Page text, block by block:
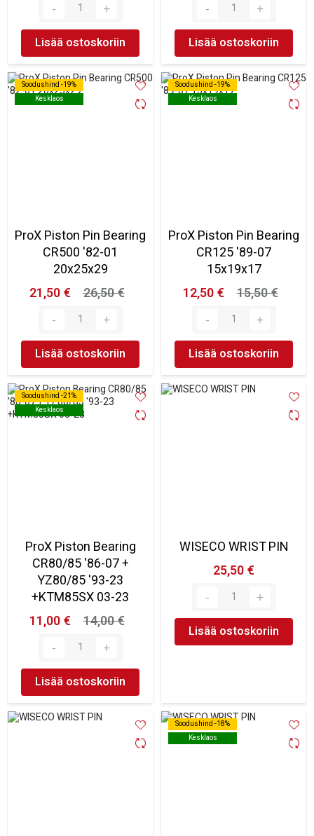
Lisää ostoskoriin Lisää ostoskoriin
Soodushind -19%
Kesklaos
Soodushind -19%
Kesklaos
ProX Piston Pin Bearing
CR500 '82-01
20x25x29
21,50 €
26,50 €
Lisää ostoskoriin
Soodushind -19%
Kesklaos
Soodushind -19%
Kesklaos
ProX Piston Pin Bearing
CR125 '89-07
15x19x17
12,50 €
15,50 €
Lisää ostoskoriin
Soodushind -21%
Kesklaos
Soodushind -21%
Kesklaos
ProX Piston Bearing
CR80/85 '86-07 +
YZ80/85 '93-23
+KTM85SX 03-23
11,00 €
14,00 €
Lisää ostoskoriin
WISECO WRIST PIN
25,50 €
Lisää ostoskoriin
Soodushind -18%
Kesklaos
Soodushind -18%
Kesklaos